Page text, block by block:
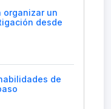
organizar un
desde
de